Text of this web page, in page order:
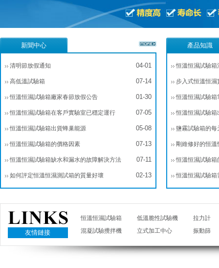
新聞中心
04-01
清明節放假通知
07-14
高低溫試驗箱
01-30
恒溫恒濕試驗箱廠家春節放假公告
07-05
恒溫恒濕試驗箱在客戶實驗室已穩定運行
05-08
恒溫恒濕試驗箱出貨蜂巢能源
07-13
恒溫恒濕試驗箱的價格因素
07-11
恒溫恒濕試驗箱缺水和漏水的故障解決方法
02-13
如何評定恒溫恒濕測試箱的質量好壞
產品知識
恒溫恒濕試驗箱
步入式恒溫恒濕
恒溫恒濕試驗箱
恒溫恒濕試驗箱
鹽霧試驗箱的每
剛維修好的恒
事？恒溫恒濕試驗箱
恒溫恒濕試驗
友情鏈接
恒溫恒濕試驗箱 低溫脆性試驗機
拉力計
混凝試驗攪拌機
立式加工中心 振動篩